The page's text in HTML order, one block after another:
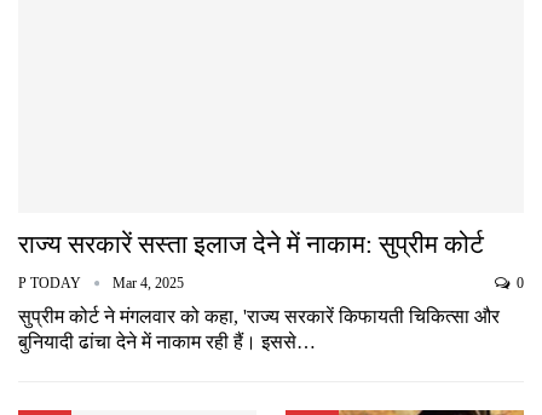
राज्य सरकारें सस्ता इलाज देने में नाकाम: सुप्रीम कोर्ट
P TODAY Mar 4, 2025 0
सुप्रीम कोर्ट ने मंगलवार को कहा, 'राज्य सरकारें किफायती चिकित्सा और
बुनियादी ढांचा देने में नाकाम रही हैं। इससे…